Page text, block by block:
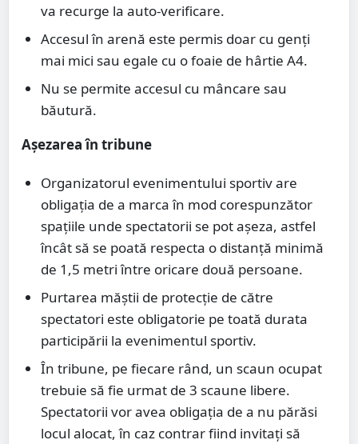
va recurge la auto-verificare.
Accesul în arenă este permis doar cu genți
mai mici sau egale cu o foaie de hârtie A4.
Nu se permite accesul cu mâncare sau
băutură.
Așezarea în tribune
Organizatorul evenimentului sportiv are
obligația de a marca în mod corespunzător
spațiile unde spectatorii se pot așeza, astfel
încât să se poată respecta o distanță minimă
de 1,5 metri între oricare două persoane.
Purtarea măștii de protecție de către
spectatori este obligatorie pe toată durata
participării la evenimentul sportiv.
În tribune, pe fiecare rând, un scaun ocupat
trebuie să fie urmat de 3 scaune libere.
Spectatorii vor avea obligația de a nu părăsi
locul alocat, în caz contrar fiind invitați să